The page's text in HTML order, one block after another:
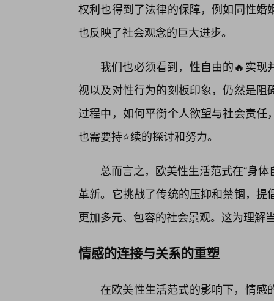
权利也得到了法律的保障，例如同性
也反映了社会观念的巨大进步。
我们也必须看到，性自由的🔥实
视以及对性行为的刻板印象，仍然是
过程中，如何平衡个人欲望与社会责
也需要持⭐续的探讨和努力。
总而言之，欧美性生活范式在“身
革新。它挑战了传统的压抑和禁锢，
更加多元、包容的社会景观。这为理解
情感的连接与关系的重塑
在欧美性生活范式的影响下，情感